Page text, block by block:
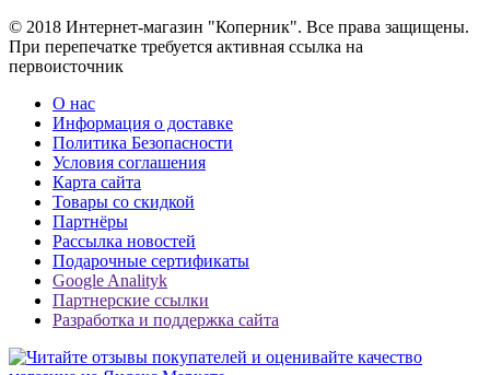
© 2018 Интернет-магазин "Коперник". Все права защищены.
При перепечатке требуется активная ссылка на
первоисточник
О нас
Информация о доставке
Политика Безопасности
Условия соглашения
Карта сайта
Товары со скидкой
Партнёры
Рассылка новостей
Подарочные сертификаты
Google Analityk
Партнерские ссылки
Разработка и поддержка сайта